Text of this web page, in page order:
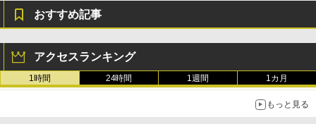
おすすめ記事
アクセスランキング
1時間 24時間 1週間 1カ月
もっと見る